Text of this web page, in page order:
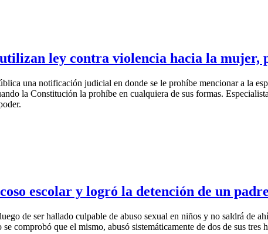
ley contra violencia hacia la mujer,
una notificación judicial en donde se le prohíbe mencionar a la
la Constitución la prohíbe en cualquiera de sus formas.
escolar y logró la detención de un
de ser hallado culpable de abuso sexual en niños y no saldrá de
comprobó que el mismo, abusó sistemáticamente de dos de sus